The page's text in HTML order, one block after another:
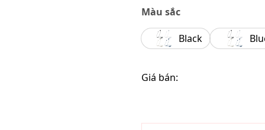
Màu sắc
Black
Giá bán: